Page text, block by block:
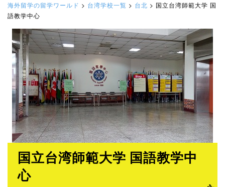
海外留学の留学ワールド > 台湾学校一覧 > 台北 > 国立台湾師範大学 国
語教学中心
国立台湾師範大学 国語教学中
心